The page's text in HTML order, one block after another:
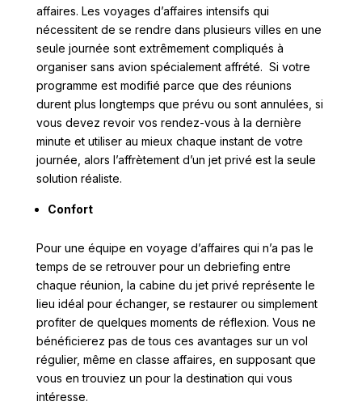
affaires. Les voyages d’affaires intensifs qui
nécessitent de se rendre dans plusieurs villes en une
seule journée sont extrêmement compliqués à
organiser sans avion spécialement affrété. Si votre
programme est modifié parce que des réunions
durent plus longtemps que prévu ou sont annulées, si
vous devez revoir vos rendez-vous à la dernière
minute et utiliser au mieux chaque instant de votre
journée, alors l’affrètement d’un jet privé est la seule
solution réaliste.
Confort
Pour une équipe en voyage d’affaires qui n’a pas le
temps de se retrouver pour un debriefing entre
chaque réunion, la cabine du jet privé représente le
lieu idéal pour échanger, se restaurer ou simplement
profiter de quelques moments de réflexion. Vous ne
bénéficierez pas de tous ces avantages sur un vol
régulier, même en classe affaires, en supposant que
vous en trouviez un pour la destination qui vous
intéresse.